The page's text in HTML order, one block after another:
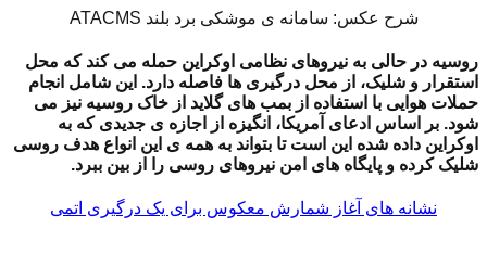
شرح عکس: سامانه ی موشکی برد بلند ATACMS
روسیه در حالی به نیروهای نظامی اوکراین حمله می کند که محل
استقرار و شلیک، از محل درگیری ها فاصله دارد. این شامل انجام
حملات هوایی با استفاده از بمب های گلاید از خاک روسیه نیز می
شود. بر اساس ادعای آمریکا، انگیزه از اجازه ی جدیدی که به
اوکراین داده شده این است تا بتواند به همه ی این انواع هدف روسی
شلیک کرده و پایگاه های امن نیروهای روسی را از بین ببرد.
نشانه های آغاز شمارش معکوس برای یک درگیری اتمی